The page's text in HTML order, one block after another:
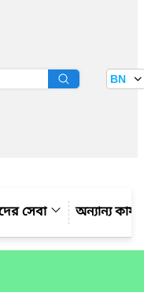
BN
সেবা অন্যান্য